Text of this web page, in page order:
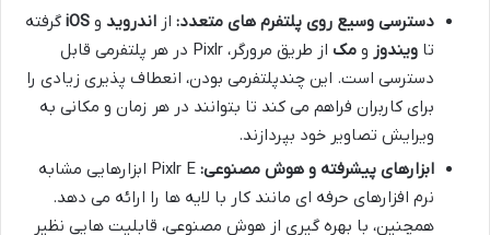
دسترسی وسیع روی پلتفرم های متعدد: از اندروید و iOS گرفته
تا ویندوز و مک
از طریق مرورگر، Pixlr در هر پلتفرمی قابل
دسترسی است. این چندپلتفرمی بودن، انعطاف پذیری زیادی را
برای کاربران فراهم می کند تا بتوانند در هر زمان و مکانی به
ویرایش تصاویر خود بپردازند.
ابزارهای پیشرفته و هوش مصنوعی:
Pixlr E ابزارهایی مشابه
نرم افزارهای حرفه ای مانند کار با لایه ها را ارائه می دهد.
همچنین، با بهره گیری از هوش مصنوعی، قابلیت هایی نظیر